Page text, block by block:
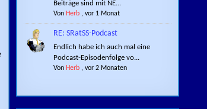
VORBESTELLBAR
Beiträge sind mit NE...
Von Herb, vor 1 Monat
RE: SRatSS-Podcast
Endlich habe ich auch mal eine
Podcast-Episodenfolge vo...
Von Herb, vor 2 Monaten